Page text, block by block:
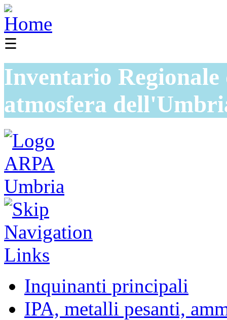
☰
Inventario
atmosfera
Inquinanti principali
IPA, metalli pesanti,